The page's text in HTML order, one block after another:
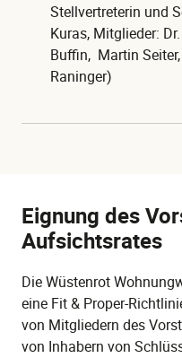
Stellvertreterin und
Kuras, Mitglieder:
Buffin, Martin
Raninger)
Eignung des
Aufsichtsrates
Die Wüstenrot
eine Fit & Proper-
von Mitgliedern des
von Inhabern von